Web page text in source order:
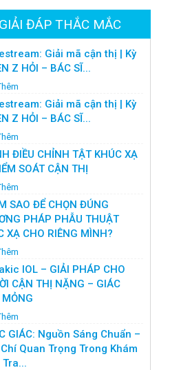
GIẢI ĐÁP THẮC MẮC
Giải mã cận thị | Kỳ
Z HỎI – BÁC SĨ...
Giải mã cận thị | Kỳ
Z HỎI – BÁC SĨ...
ĐIỀU CHỈNH TẬT KHÚC XẠ
SOÁT CẬN THỊ
SAO ĐỂ CHỌN ĐÚNG
PHÁP PHẪU THUẬT
XẠ CHO RIÊNG MÌNH?
IOL – GIẢI PHÁP CHO
CẬN THỊ NẶNG – GIÁC
GIÁC: Nguồn Sáng Chuẩn –
Quan Trọng Trong Khám
Tra...